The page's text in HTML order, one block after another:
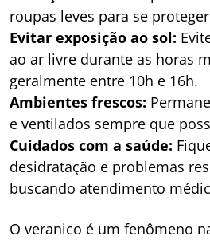
roupas leves para se
Evitar exposição ao sol:
ao ar livre durante as horas
geralmente entre 10h e 16h.
Ambientes frescos:
e ventilados sempre que
Cuidados com a saúde:
desidratação e problemas
buscando atendimento
O veranico é um fenômeno